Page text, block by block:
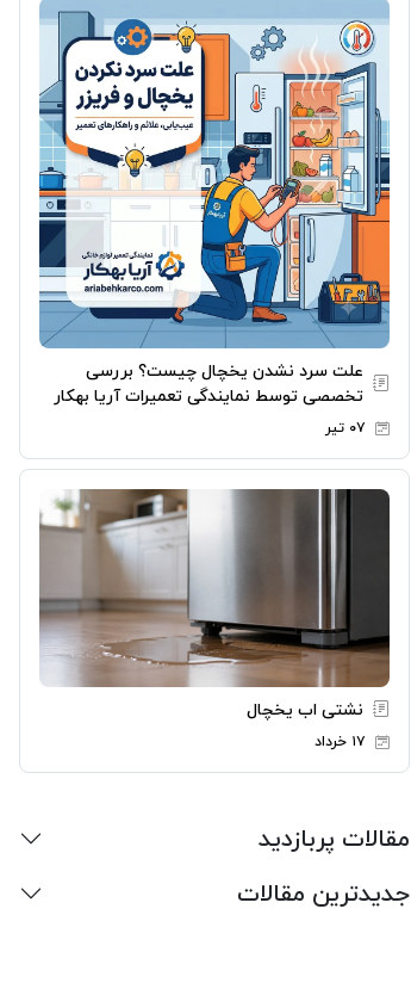
علت سرد نشدن یخچال چیست؟ بررسی
تخصصی توسط نمایندگی تعمیرات آریا بهکار
۰۷ تیر
نشتی اب یخچال
۱۷ خرداد
مقالات پربازدید
جدیدترین مقالات